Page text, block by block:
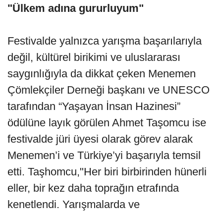
"Ülkem adına gururluyum"
Festivalde yalnızca yarışma başarılarıyla
değil, kültürel birikimi ve uluslararası
saygınlığıyla da dikkat çeken Menemen
Çömlekçiler Derneği başkanı ve UNESCO
tarafından “Yaşayan İnsan Hazinesi”
ödülüne layık görülen Ahmet Taşomcu ise
festivalde jüri üyesi olarak görev alarak
Menemen’i ve Türkiye’yi başarıyla temsil
etti. Taşhomcu,"Her biri birbirinden hünerli
eller, bir kez daha toprağın etrafında
kenetlendi. Yarışmalarda ve